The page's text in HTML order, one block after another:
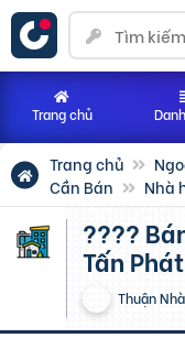
Trang chủ
Cần Bán
Nhà
????
Tấn
Thuận
Trang chủ